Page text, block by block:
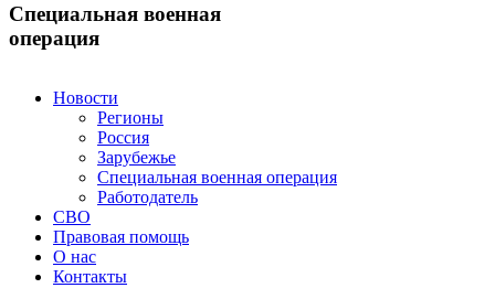
Специальная военная
операция
Новости
Регионы
Россия
Зарубежье
Специальная военная операция
Работодатель
СВО
Правовая помощь
О нас
Контакты